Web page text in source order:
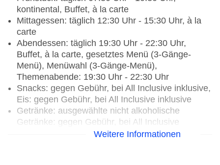
kontinental, Buffet, à la carte
Mittagessen: täglich 12:30 Uhr - 15:30 Uhr, à la
carte
Abendessen: täglich 19:30 Uhr - 22:30 Uhr,
Buffet, à la carte, gesetztes Menü (3-Gänge-
Menü), Menüwahl (3-Gänge-Menü),
Themenabende: 19:30 Uhr - 22:30 Uhr
Snacks: gegen Gebühr, bei All Inclusive inklusive,
Eis: gegen Gebühr, bei All Inclusive inklusive
Getränke: ausgewählte nicht alkoholische
Getränke: gegen Gebühr, bei All Inclusive
inklusive, ausgewählte nationale alkoholische
Weitere Informationen